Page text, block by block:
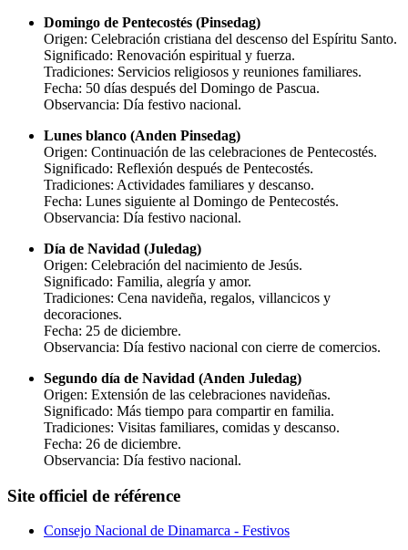
Domingo de Pentecostés (Pinsedag)
Origen: Celebración cristiana del descenso del Espíritu Santo.
Significado: Renovación espiritual y fuerza.
Tradiciones: Servicios religiosos y reuniones familiares.
Fecha: 50 días después del Domingo de Pascua.
Observancia: Día festivo nacional.
Lunes blanco (Anden Pinsedag)
Origen: Continuación de las celebraciones de Pentecostés.
Significado: Reflexión después de Pentecostés.
Tradiciones: Actividades familiares y descanso.
Fecha: Lunes siguiente al Domingo de Pentecostés.
Observancia: Día festivo nacional.
Día de Navidad (Juledag)
Origen: Celebración del nacimiento de Jesús.
Significado: Familia, alegría y amor.
Tradiciones: Cena navideña, regalos, villancicos y
decoraciones.
Fecha: 25 de diciembre.
Observancia: Día festivo nacional con cierre de comercios.
Segundo día de Navidad (Anden Juledag)
Origen: Extensión de las celebraciones navideñas.
Significado: Más tiempo para compartir en familia.
Tradiciones: Visitas familiares, comidas y descanso.
Fecha: 26 de diciembre.
Observancia: Día festivo nacional.
Site officiel de référence
Consejo Nacional de Dinamarca - Festivos